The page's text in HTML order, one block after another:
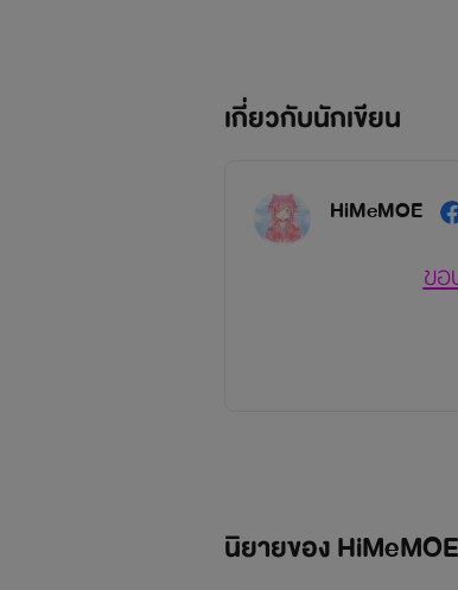
เกี่ยวกับนักเขียน
HiMeMOE
ขอ
เพราะนามปากกาข
งั้นนะ แต่เรื่องนี้ต้อ
นิยายของ HiMeMOE